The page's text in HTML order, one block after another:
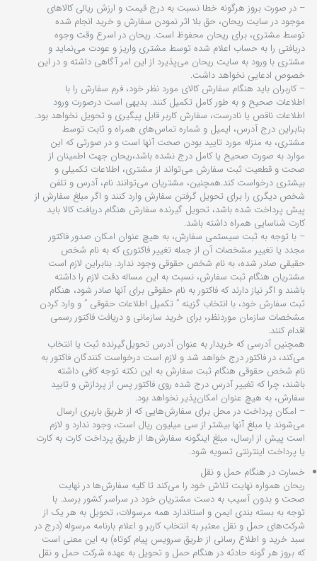
– در صورت بروز هرگونه خطا نسبت به درج قیمت و ارزش ریالی کالاهای
موجود در سایت ریحان، حق بلا اثر نمودن سفارش و خرید انجام شده
توسط مشتری، برای ریحان محفوظ است. ریحان در اسرع وقت وجوه
دریافتی را به حساب اعلام شده توسط مشتری واریز و عودت می‌نماید و
مشتری با ورود به سایت ریحان می‌پذیرد از این امر آگاهی داشته و در این
خصوص ادعایی نخواهد داشت.
– کاربران باید هنگام سفارش کالای مورد نظر خود، فرم سفارش را با
اطلاعات صحیح و به طور کامل تکمیل کنند. بدیهی است درصورت ورود
اطلاعات ناقص یا نادرست، سفارش کاربر قابل پیگیری و تحویل نخواهد بود.
بنابراین درج آدرس، ایمیل و شماره تماس‌های همراه و ثابت توسط
مشتری، به منزله مورد تایید بودن صحت آنها است و در صورتی که این
موارد به صورت صحیح یا کامل درج نشده باشد،ریحان جهت اطمینان از
صحت و قطعیت ثبت سفارش می‌تواند از مشتری، اطلاعات تکمیلی و
بیشتری درخواست کند.همچنین، مشتریان می‌توانند نام، آدرس و تلفن
شخص دیگری را برای تحویل گرفتن سفارش وارد کنند و اگر مبلغ سفارش از
پیش پرداخت شده باشد، تحویل گیرنده سفارش هنگام دریافت کالا باید
کارت شناسایی همراه داشته باشد.
– با توجه به ثبت سیستمی سفارش، به هیچ عنوان امکان صدور فاکتور
مجدد یا تغییر مشخصات آن از جمله تغییر فاکتوری که به نام شخص
حقیقی صادر شده، به نام شخص حقوقی وجود ندارد. بنابراین لازم است
مشتریان هنگام ثبت سفارش، نسبت به این مساله دقت لازم را داشته
باشند و اگر نیاز دارند که فاکتور به نام حقوقی برای آنها صادر شود، هنگام
ثبت سفارش خود، با انتخاب گزینه ” تکمیل اطلاعات حقوقی ” و وارد کردن
مشخصات سازمان موردنظر، برای خرید سازمانی و دریافت فاکتور رسمی
اقدام کنند.
همچنین آدرسی که خریدار به عنوان آدرس تحویل‌گیرنده ثبت یا انتخاب
می‌کند، در فاکتور درج خواهد شد و لازم است درخواست کنندگان فاکتور به
نام شخص حقوقی هنگام ثبت سفارش به این نکته توجه کافی داشته
باشند، چرا که تغییر آدرس درج شده روی فاکتور پس از پردازش و تایید
سفارش، به هیچ عنوان امکان‌پذیر نخواهد بود.
– امکان پرداخت در محل برای سفارش‌هایی که از طریق باربری ارسال
می‌شوند یا مبلغ آنها بیشتر از سی میلیون ریال است، وجود ندارد و لازم
است پیش از ارسال، مبلغ اینگونه سفارش‌ها از طریق پرداخت کارت به کارت
یا پرداخت اینترنتی تسویه شود.
خسارت در هنگام حمل و نقل
ریحان همواره نهایت تلاش خود را می‏‌کند تا کلیه سفارش‏‌ها در نهایت
صحت و بدون آسیب به دست مشتریان خود در سراسر کشور برسد. با
توجه به بسته بندی ایمن و استاندارد همه مرسولات، تحویل به هر یک از
شرکت‌‏های حمل و نقل معتبر به انتخاب کاربر و اعلام بارنامه مرسوله (درج در
سبد خرید و اطلاع رسانی از طریق سرویس پیام کوتاه) به این معنی است
که بروز هر گونه حادثه در هنگام حمل و تحویل به عهده شرکت حمل و نقل